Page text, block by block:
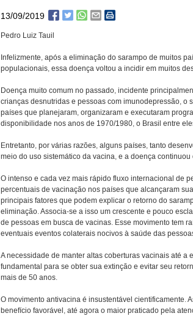
13/09/2019
Pedro Luiz Tauil
Infelizmente, após a eliminação do sarampo de muitos
populacionais, essa doença voltou a incidir em muitos
Doença muito comum no passado, incidente
crianças desnutridas e pessoas com imunodepressão,
países que planejaram, organizaram e executaram
disponibilidade nos anos de 1970/1980, o Brasil entre
Entretanto, por várias razões, alguns países, tanto
meio do uso sistemático da vacina, e a doença
O intenso e cada vez mais rápido fluxo internacional de
percentuais de vacinação nos países que alcançaram
principais fatores que podem explicar o retorno do
eliminação. Associa-se a isso um crescente e pouco
de pessoas em busca de vacinas. Esse movimento tem
eventuais eventos colaterais nocivos à saúde das
A necessidade de manter altas coberturas vacinais até
fundamental para se obter sua extinção e evitar seu
mais de 50 anos.
O movimento antivacina é insustentável cientificamente.
benefício favorável, até agora o maior praticado pela